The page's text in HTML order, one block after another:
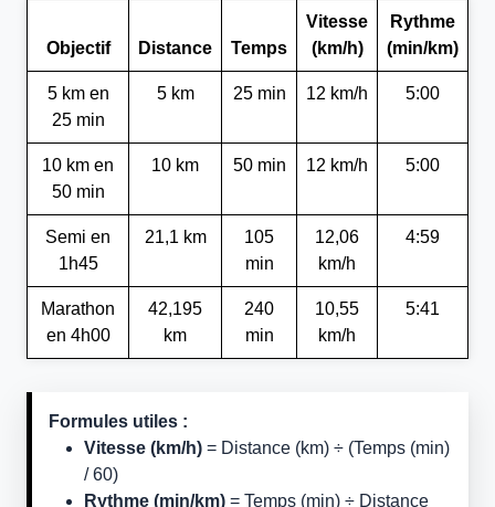
Objectif Distance Temps
Vitesse
(km/h)
Rythme
(min/km)
5 km en
25 min
5 km 25 min 12 km/h 5:00
10 km en
50 min
10 km 50 min 12 km/h 5:00
Semi en
1h45
21,1 km
105
min
12,06
km/h
4:59
Marathon
en 4h00
42,195
km
240
min
10,55
km/h
5:41
Formules utiles :
Vitesse (km/h) = Distance (km) ÷ (Temps (min)
/ 60)
Rythme (min/km) = Temps (min) ÷ Distance